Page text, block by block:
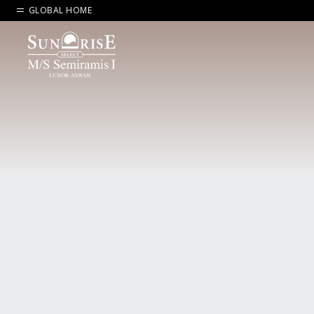
GLOBAL HOME